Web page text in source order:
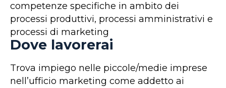
competenze specifiche in ambito dei
processi produttivi, processi amministrativi e
processi di marketing
Dove lavorerai
Trova impiego nelle piccole/medie imprese
nell’ufficio marketing come addetto ai